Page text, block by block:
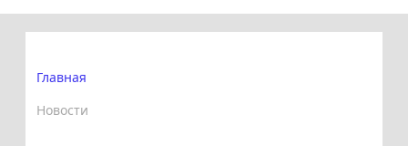
Главная
Новости